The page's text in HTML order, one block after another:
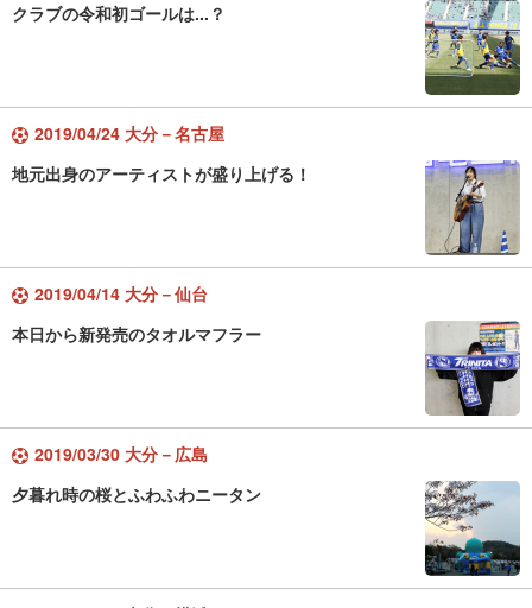
クラブの令和初ゴールは...？
2019/04/24 大分－名古屋
地元出身のアーティストが盛り上げる！
2019/04/14 大分－仙台
本日から新発売のタオルマフラー
2019/03/30 大分－広島
夕暮れ時の桜とふわふわニータン